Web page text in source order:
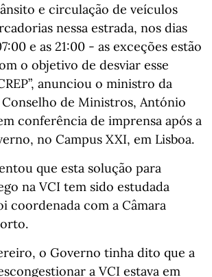
e circulação de veículos
nessa estrada, nos dias
e as 21:00 - as exceções estão
o objetivo de desviar esse
anunciou o ministro da
de Ministros, António
conferência de imprensa após a
no Campus XXI, em Lisboa.
que esta solução para
na VCI tem sido estudada
coordenada com a Câmara
o Governo tinha dito que a
a VCI estava em